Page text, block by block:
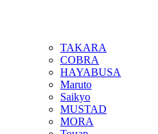
TAKARA
COBRA
HAYABUSA
Maruto
Saikyo
MUSTAD
MORA